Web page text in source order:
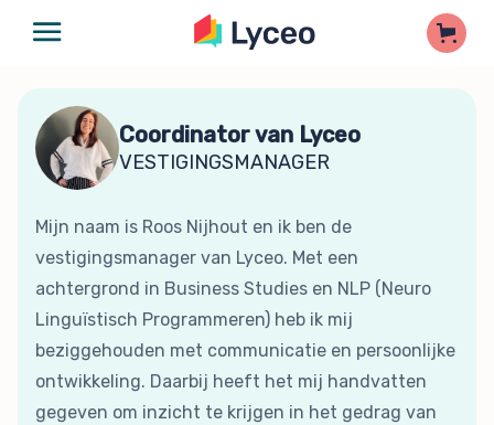
Coordinator van Lyceo
VESTIGINGSMANAGER
Mijn naam is Roos Nijhout en ik ben de
vestigingsmanager van Lyceo. Met een
achtergrond in Business Studies en NLP (Neuro
Linguïstisch Programmeren) heb ik mij
beziggehouden met communicatie en persoonlijke
ontwikkeling. Daarbij heeft het mij handvatten
gegeven om inzicht te krijgen in het gedrag van